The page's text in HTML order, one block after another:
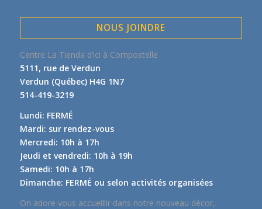
NOUS JOINDRE
Centre La Tienda d’ici à Compostelle
5111, rue de Verdun
Verdun (Québec) H4G 1N7
514-419-3219
Lundi: FERMÉ
Mardi: sur rendez-vous
Mercredi: 10h à 17h
Jeudi et vendredi: 10h à 19h
Samedi: 10h à 17h
Dimanche: FERMÉ ou selon activités organisées
On adore vous accueillir dans notre nouveau décor,